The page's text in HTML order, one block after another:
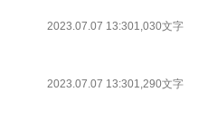
2023.07.07 13:301,030文字
2023.07.07 13:301,290文字